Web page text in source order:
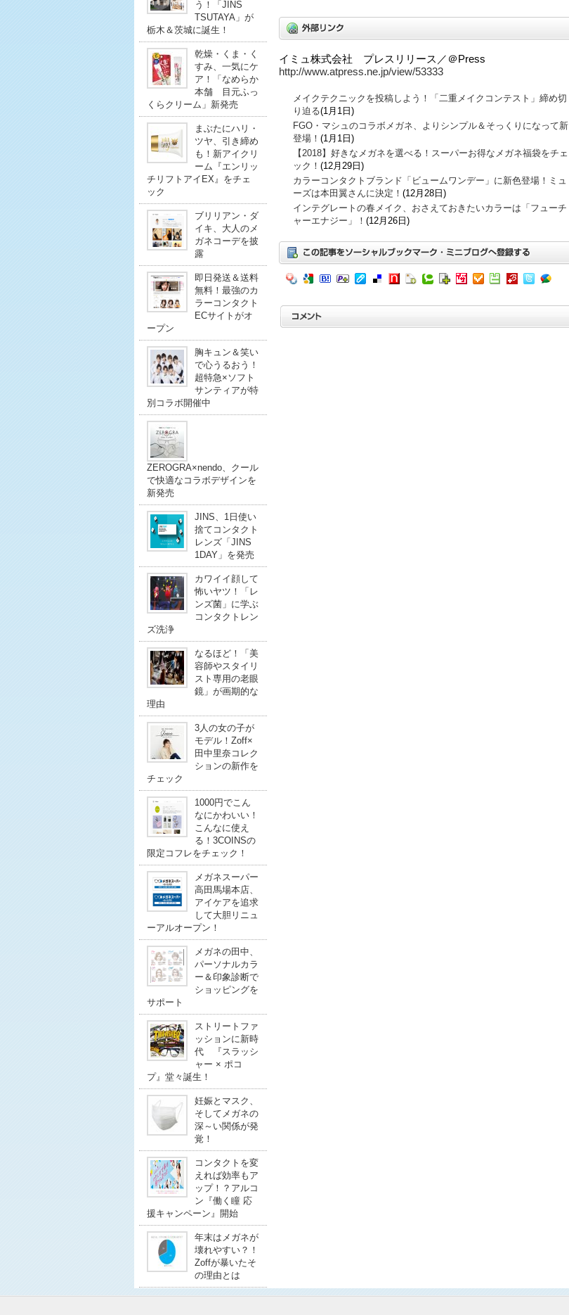
う！「JINS
TSUTAYA」が
栃木＆茨城に誕生！
乾燥・くま・く
すみ、一気にケ
ア！「なめらか
本舗 目元ふっ
くらクリーム」新発売
まぶたにハリ・
ツヤ、引き締め
も！新アイクリ
ーム『エンリッ
チリフトアイEX』をチェ
ック
ブリリアン・ダ
イキ、大人のメ
ガネコーデを披
露
即日発送＆送料
無料！最強のカ
ラーコンタクト
ECサイトがオ
ープン
胸キュン＆笑い
で心うるおう！
超特急×ソフト
サンティアが特
別コラボ開催中
ZEROGRA×nendo、クール
で快適なコラボデザインを
新発売
JINS、1日使い
捨てコンタクト
レンズ「JINS
1DAY」を発売
カワイイ顔して
怖いヤツ！「レ
ンズ菌」に学ぶ
コンタクトレン
ズ洗浄
なるほど！「美
容師やスタイリ
スト専用の老眼
鏡」が画期的な
理由
3人の女の子が
モデル！Zoff×
田中里奈コレク
ションの新作を
チェック
1000円でこん
なにかわいい！
こんなに使え
る！3COINSの
限定コフレをチェック！
メガネスーパー
高田馬場本店、
アイケアを追求
して大胆リニュ
ーアルオープン！
メガネの田中、
パーソナルカラ
ー＆印象診断で
ショッピングを
サポート
ストリートファ
ッションに新時
代 『スラッシ
ャー × ポコ
プ』堂々誕生！
妊娠とマスク、
そしてメガネの
深～い関係が発
覚！
コンタクトを変
えれば効率もア
ップ！？アルコ
ン『働く瞳 応
援キャンペーン』開始
年末はメガネが
壊れやすい？！
Zoffが暴いたそ
の理由とは
イミュ株式会社 プレスリリース／＠Press
http://www.atpress.ne.jp/view/53333
メイクテクニックを投稿しよう！「二重メイクコンテスト」締め切
り迫る(1月1日)
FGO・マシュのコラボメガネ、よりシンプル＆そっくりになって新
登場！ (1月1日)
【2018】好きなメガネを選べる！スーパーお得なメガネ福袋をチェ
ック！ (12月29日)
カラーコンタクトブランド「ビュームワンデー」に新色登場！ミュ
ーズは本田翼さんに決定！ (12月28日)
インテグレートの春メイク、おさえておきたいカラーは「フューチ
ャーエナジー」！ (12月26日)